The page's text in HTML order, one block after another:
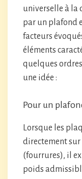
universelle à la
par un plafond
facteurs
éléments
quelques
une idée :
Pour un
Lorsque les
directement
(fourrures), il
poids